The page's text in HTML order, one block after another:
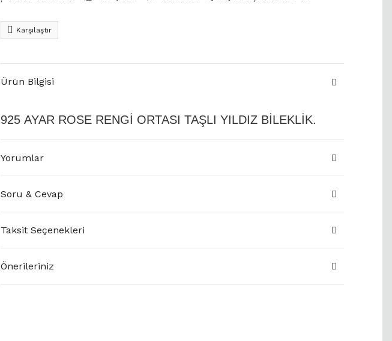
Karşılaştır
Ürün Bilgisi
925 AYAR ROSE RENGİ ORTASI TAŞLI YILDIZ BİLEKLİK.
Yorumlar
Soru & Cevap
Taksit Seçenekleri
Önerileriniz